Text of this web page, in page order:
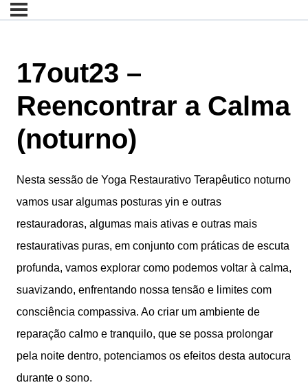
17out23 –
Reencontrar a Calma
(noturno)
Nesta sessão de Yoga Restaurativo Terapêutico noturno
vamos usar algumas posturas yin e outras
restauradoras, algumas mais ativas e outras mais
restaurativas puras, em conjunto com práticas de escuta
profunda, vamos explorar como podemos voltar à calma,
suavizando, enfrentando nossa tensão e limites com
consciência compassiva. Ao criar um ambiente de
reparação calmo e tranquilo, que se possa prolongar
pela noite dentro, potenciamos os efeitos desta autocura
durante o sono.